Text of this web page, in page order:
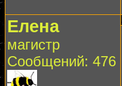
Елена
магистр
Сообщений: 476